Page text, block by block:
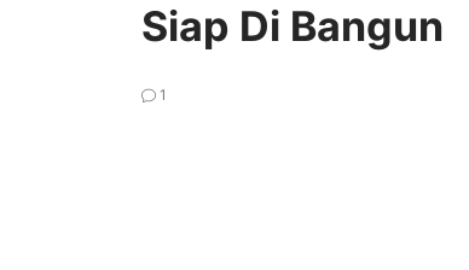
Siap Di Bangun
1